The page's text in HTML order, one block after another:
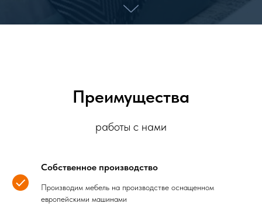
Преимущества
работы с нами
Собственное производство
Производим мебель на производстве оснащенном
европейскими машинами